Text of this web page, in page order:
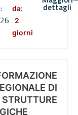
:
da:
2
giorni
dettagli
DI